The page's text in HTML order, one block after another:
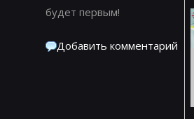
будет первым!
Добавить комментарий